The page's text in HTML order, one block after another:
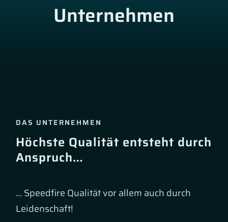
Unternehmen
DAS UNTERNEHMEN
Höchste Qualität entsteht durch
Anspruch…
… Speedfire Qualität vor allem auch durch
Leidenschaft!